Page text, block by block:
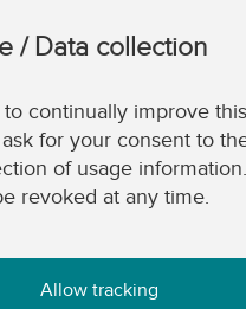
/ Data collection
continually improve
for your consent to
of usage information.
revoked at any time.
Allow tracking